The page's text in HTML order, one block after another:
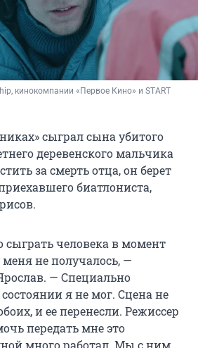
кинокомпании «Первое Кино» и START
сыграл сына убитого
деревенского мальчика
за смерть отца, он берет
биатлониста,
человека в момент
не получалось, —
— Специально
я не мог. Сцена не
и ее перенесли. Режиссер
передать мне это
много работал. Мы с ним